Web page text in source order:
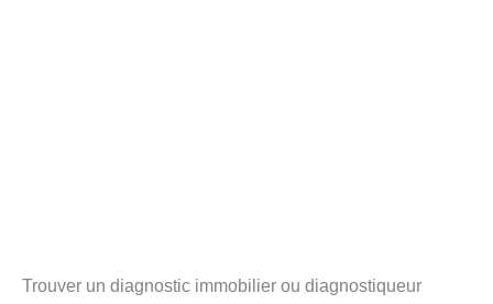
Trouver un diagnostic immobilier ou diagnostiqueur